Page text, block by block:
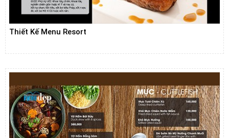
Thiết Kế Menu Resort